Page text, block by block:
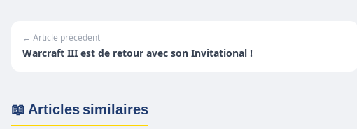
← Article précédent
Warcraft III est de retour avec son Invitational !
📖 Articles similaires